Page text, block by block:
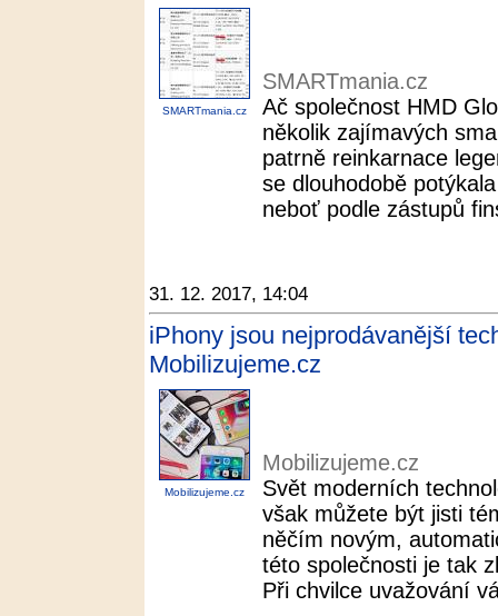
SMARTmania.cz
SMARTmania.cz
Ač společnost HMD
několik zajímavých
patrně reinkarnace
se dlouhodobě
neboť podle zástupů
31. 12. 2017, 14:04
iPhony jsou nejprodávanější
Mobilizujeme.cz
Mobilizujeme.cz
Mobilizujeme.cz
Svět moderních
však můžete být jisti
něčím novým,
této společnosti je tak
Při chvilce uvažování